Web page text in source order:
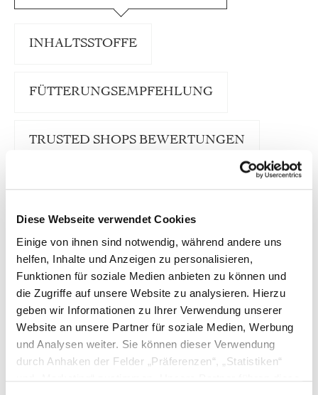
Diese Webseite verwendet Cookies
Einige von ihnen sind notwendig, während andere uns
helfen, Inhalte und Anzeigen zu personalisieren,
Funktionen für soziale Medien anbieten zu können und
die Zugriffe auf unsere Website zu analysieren. Hierzu
geben wir Informationen zu Ihrer Verwendung unserer
Website an unsere Partner für soziale Medien, Werbung
und Analysen weiter. Sie können dieser Verwendung
durch Anhaken der Felder „Präferenzen“, „Statistiken“
INHALTSSTOFFE
FÜTTERUNGSEMPFEHLUNG
TRUSTED SHOPS BEWERTUNGEN
Unsere ”Harmonie“ Linie ist eine feine
Komposition aus 96 % bestem Bio-Fleisch,
verfeinert mit geschroteten Leinsamen und edlem
Lachsöl.
Lachsöl zeichnet sich in erster Linie durch seinen
natürlich hohen Gehalt an essentiellen, mehrfach
ungesättigten Omega-3- und Omega-6-Fettsäuren
aus. Da der Organismus sie nicht selber herstellen
kann, müssen sie durch die Nahrung aufgenommen
werden. Besonders die wertvollen Omega-3